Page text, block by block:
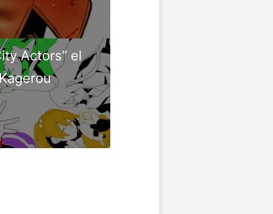
Actors” el